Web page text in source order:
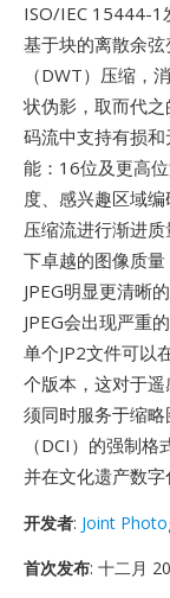
ISO/IEC 15444-1
基于块的离散余
（DWT）压缩，
状伪影，取而代
码流中支持有损
能：16位及更高
度、感兴趣区域
压缩流进行渐进
下卓越的图像质
JPEG明显更清晰
JPEG会出现严重
单个JP2文件可以
个版本，这对于遥
须同时服务于缩
（DCI）的强制
并在文化遗产数字
开发者: Joint
首次发布: 十二月